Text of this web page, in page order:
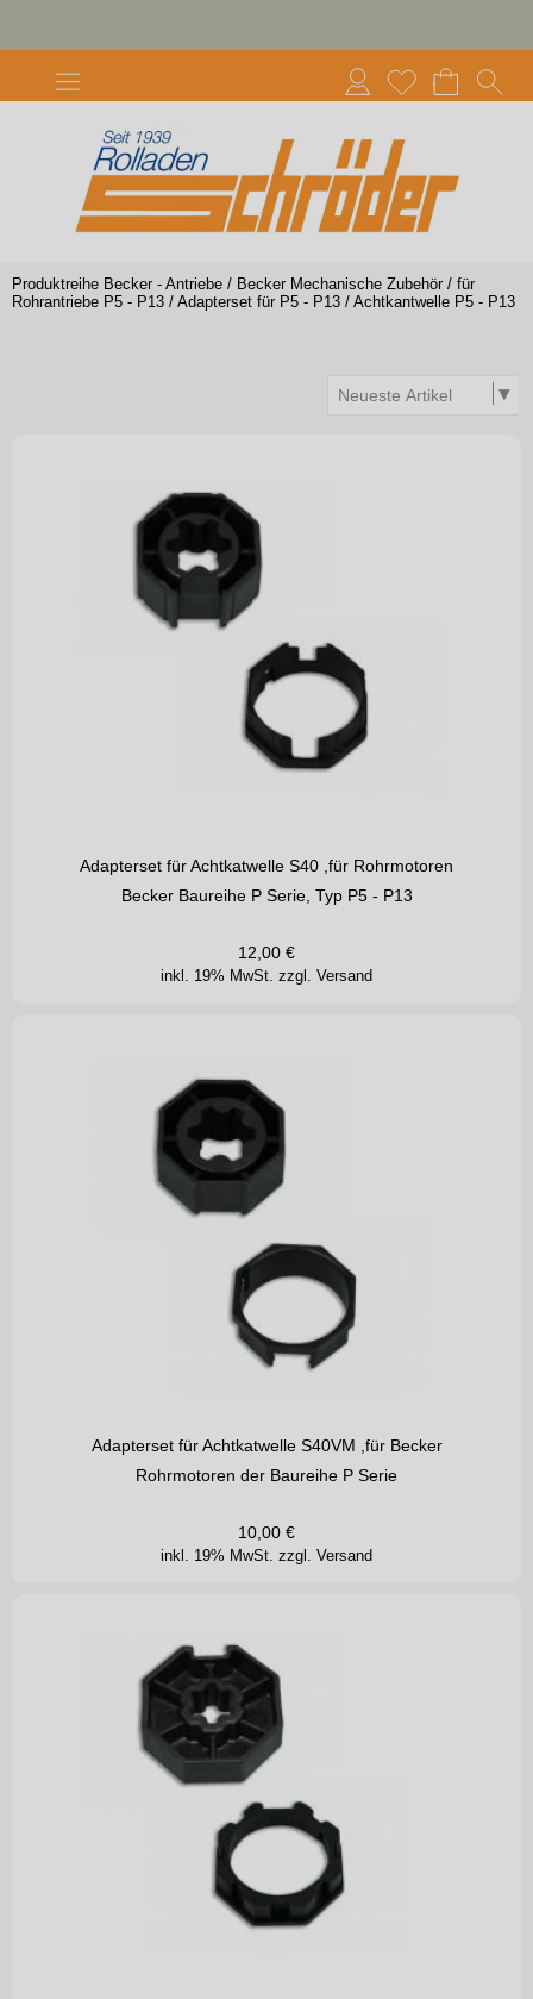
Produktreihe Becker - Antriebe / Becker Mechanische Zubehör / für
Rohrantriebe P5 - P13 / Adapterset für P5 - P13 / Achtkantwelle P5 - P13
Adapterset für Achtkatwelle S40 ,für Rohrmotoren
Becker Baureihe P Serie, Typ P5 - P13
inkl. 19% MwSt. zzgl. Versand
12,00 €
Adapterset für Achtkatwelle S40VM ,für Becker
Rohrmotoren der Baureihe P Serie
inkl. 19% MwSt. zzgl. Versand
10,00 €